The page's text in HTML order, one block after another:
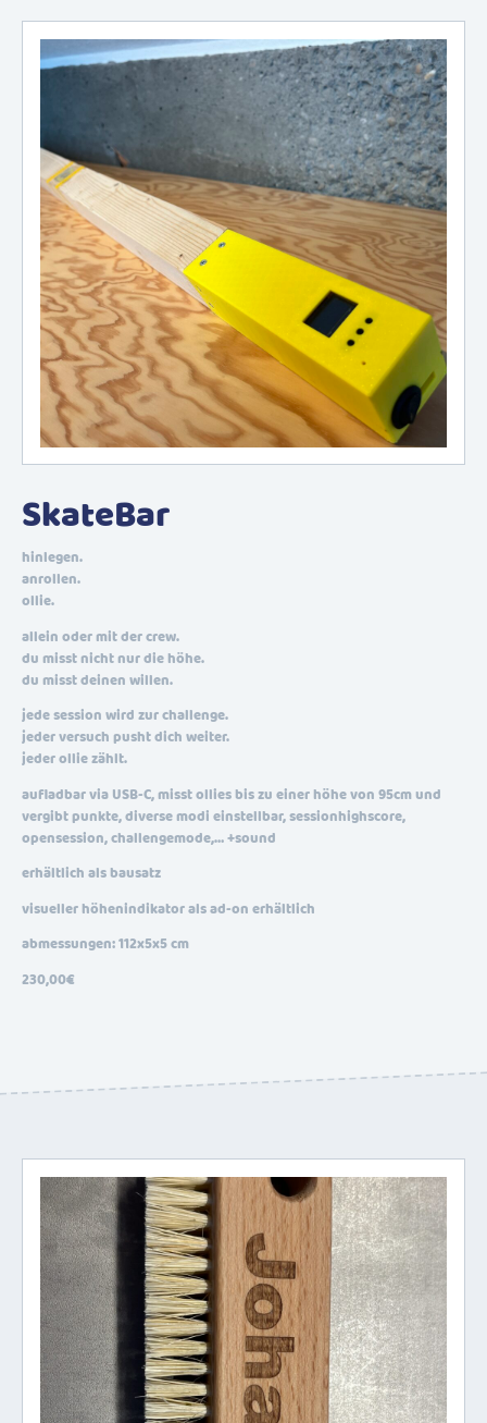
SkateBar
hinlegen.
anrollen.
ollie.
allein oder mit der crew.
du misst nicht nur die höhe.
du misst deinen willen.
jede session wird zur challenge.
jeder versuch pusht dich weiter.
jeder ollie zählt.
aufladbar via USB-C, misst ollies bis zu einer höhe von 95cm und
vergibt punkte, diverse modi einstellbar, sessionhighscore,
opensession, challengemode,… +sound
erhältlich als bausatz
visueller höhenindikator als ad-on erhältlich
abmessungen: 112x5x5 cm
230,00€